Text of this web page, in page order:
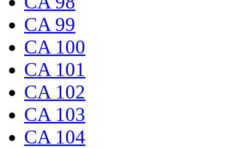
CA 99
CA 100
CA 101
CA 102
CA 103
CA 104